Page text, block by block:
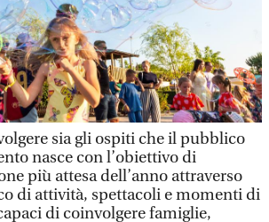
sia gli ospiti che il pubblico
nasce con l’obiettivo di
più attesa dell’anno attraverso
di attività, spettacoli e momenti di
di coinvolgere famiglie,